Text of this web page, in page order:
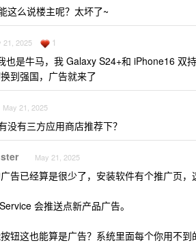
这么说楼主呢？太坏了~
21, 2025 1
也是牛马，我 Galaxy S24+和 iPhone16 双
到强国，广告就来了
May 21, 2025
没有三方应用商店推荐下？
May 21, 2025
告已经算是很少了，安装软件有个推广页
会推送点新产品广告。
钮这也能算是广告？系统里面每个你用不到